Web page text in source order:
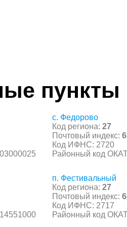
пункты
с. Федорово
Код региона: 27
Почтовый индекс:
Код ИФНС: 2720
Районный код
п. Фестивальный
Код региона: 27
Почтовый индекс:
Код ИФНС: 2717
Районный код